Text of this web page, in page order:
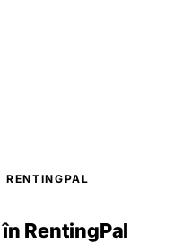
RENTINGPAL
RentingPal